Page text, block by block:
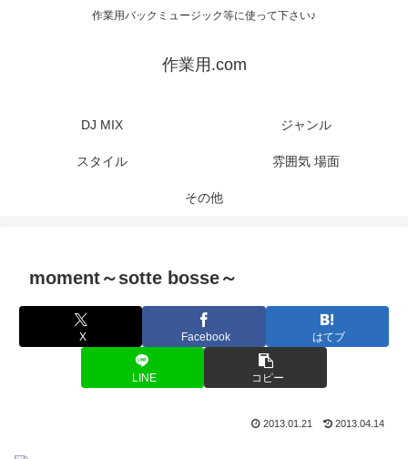
作業用バックミュージック等に使って下さい♪
作業用.com
DJ MIX ジャンル
スタイル 雰囲気 場面
その他
moment～sotte bosse～
X Facebook はてブ
LINE コピー
2013.01.21 2013.04.14